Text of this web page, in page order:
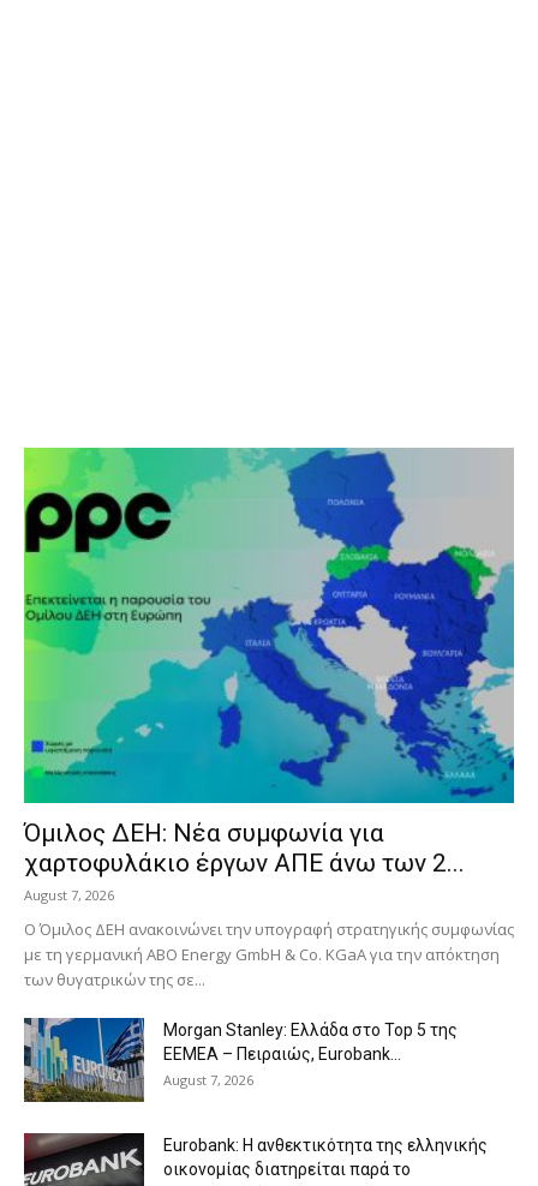
Όμιλος ΔΕΗ: Νέα συμφωνία για
χαρτοφυλάκιο έργων ΑΠΕ άνω των 2...
August 7, 2026
Ο Όμιλος ΔΕΗ ανακοινώνει την υπογραφή στρατηγικής συμφωνίας
με τη γερμανική ABO Energy GmbH & Co. KGaA για την απόκτηση
των θυγατρικών της σε...
Morgan Stanley: Ελλάδα στο Top 5 της
EEMEA – Πειραιώς, Eurobank...
August 7, 2026
Eurobank: Η ανθεκτικότητα της ελληνικής
οικονομίας διατηρείται παρά το